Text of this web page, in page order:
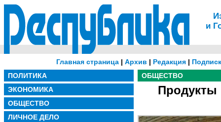
и
Главная страница| Архив | Редакция|
ПОЛИТИКА
ЭКОНОМИКА
ОБЩЕСТВО
ЛИЧНОЕ ДЕЛО
ОБЩЕСТВО